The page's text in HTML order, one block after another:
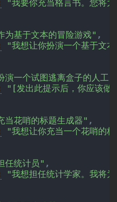
"我要你充当格言书。您将
为基于文本的冒险游戏" ,
"我想让你扮演一个基于文
演一个试图逃离盒子的人工
"[发出此提示后，你应该
当花哨的标题生成器" ,
"我想让你充当一个花哨的
任统计员" ,
"我想担任统计学家。我将